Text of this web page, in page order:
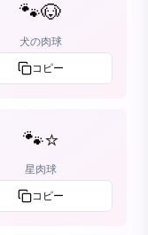
🐾🐶
犬の肉球
コピー
🐾⭐
星肉球
コピー